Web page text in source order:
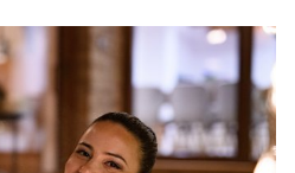
pa opozarja na pomen
pravic žensk po vsem